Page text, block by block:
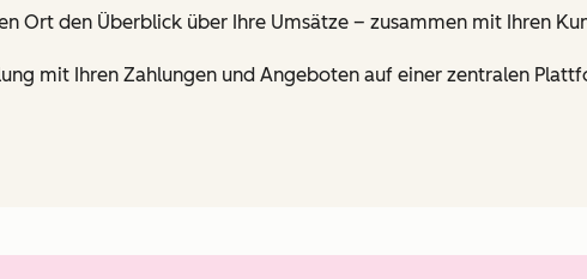
Ort den Überblick über Ihre Umsätze – zusammen mit Ihren
mit Ihren Zahlungen und Angeboten auf einer zentralen